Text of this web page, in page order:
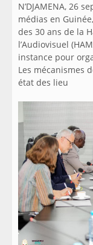
N’DJAMENA, 26
médias en
des 30 ans de la
l’Audiovisuel
instance pour
Les mécanismes
état des lieu